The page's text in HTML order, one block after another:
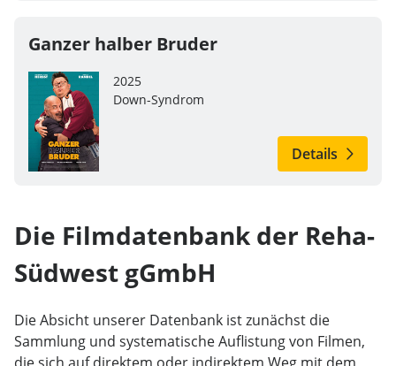
Ganzer halber Bruder
2025
Down-Syndrom
Details
Die Filmdatenbank der Reha-
Südwest gGmbH
Die Absicht unserer Datenbank ist zunächst die
Sammlung und systematische Auflistung von Filmen,